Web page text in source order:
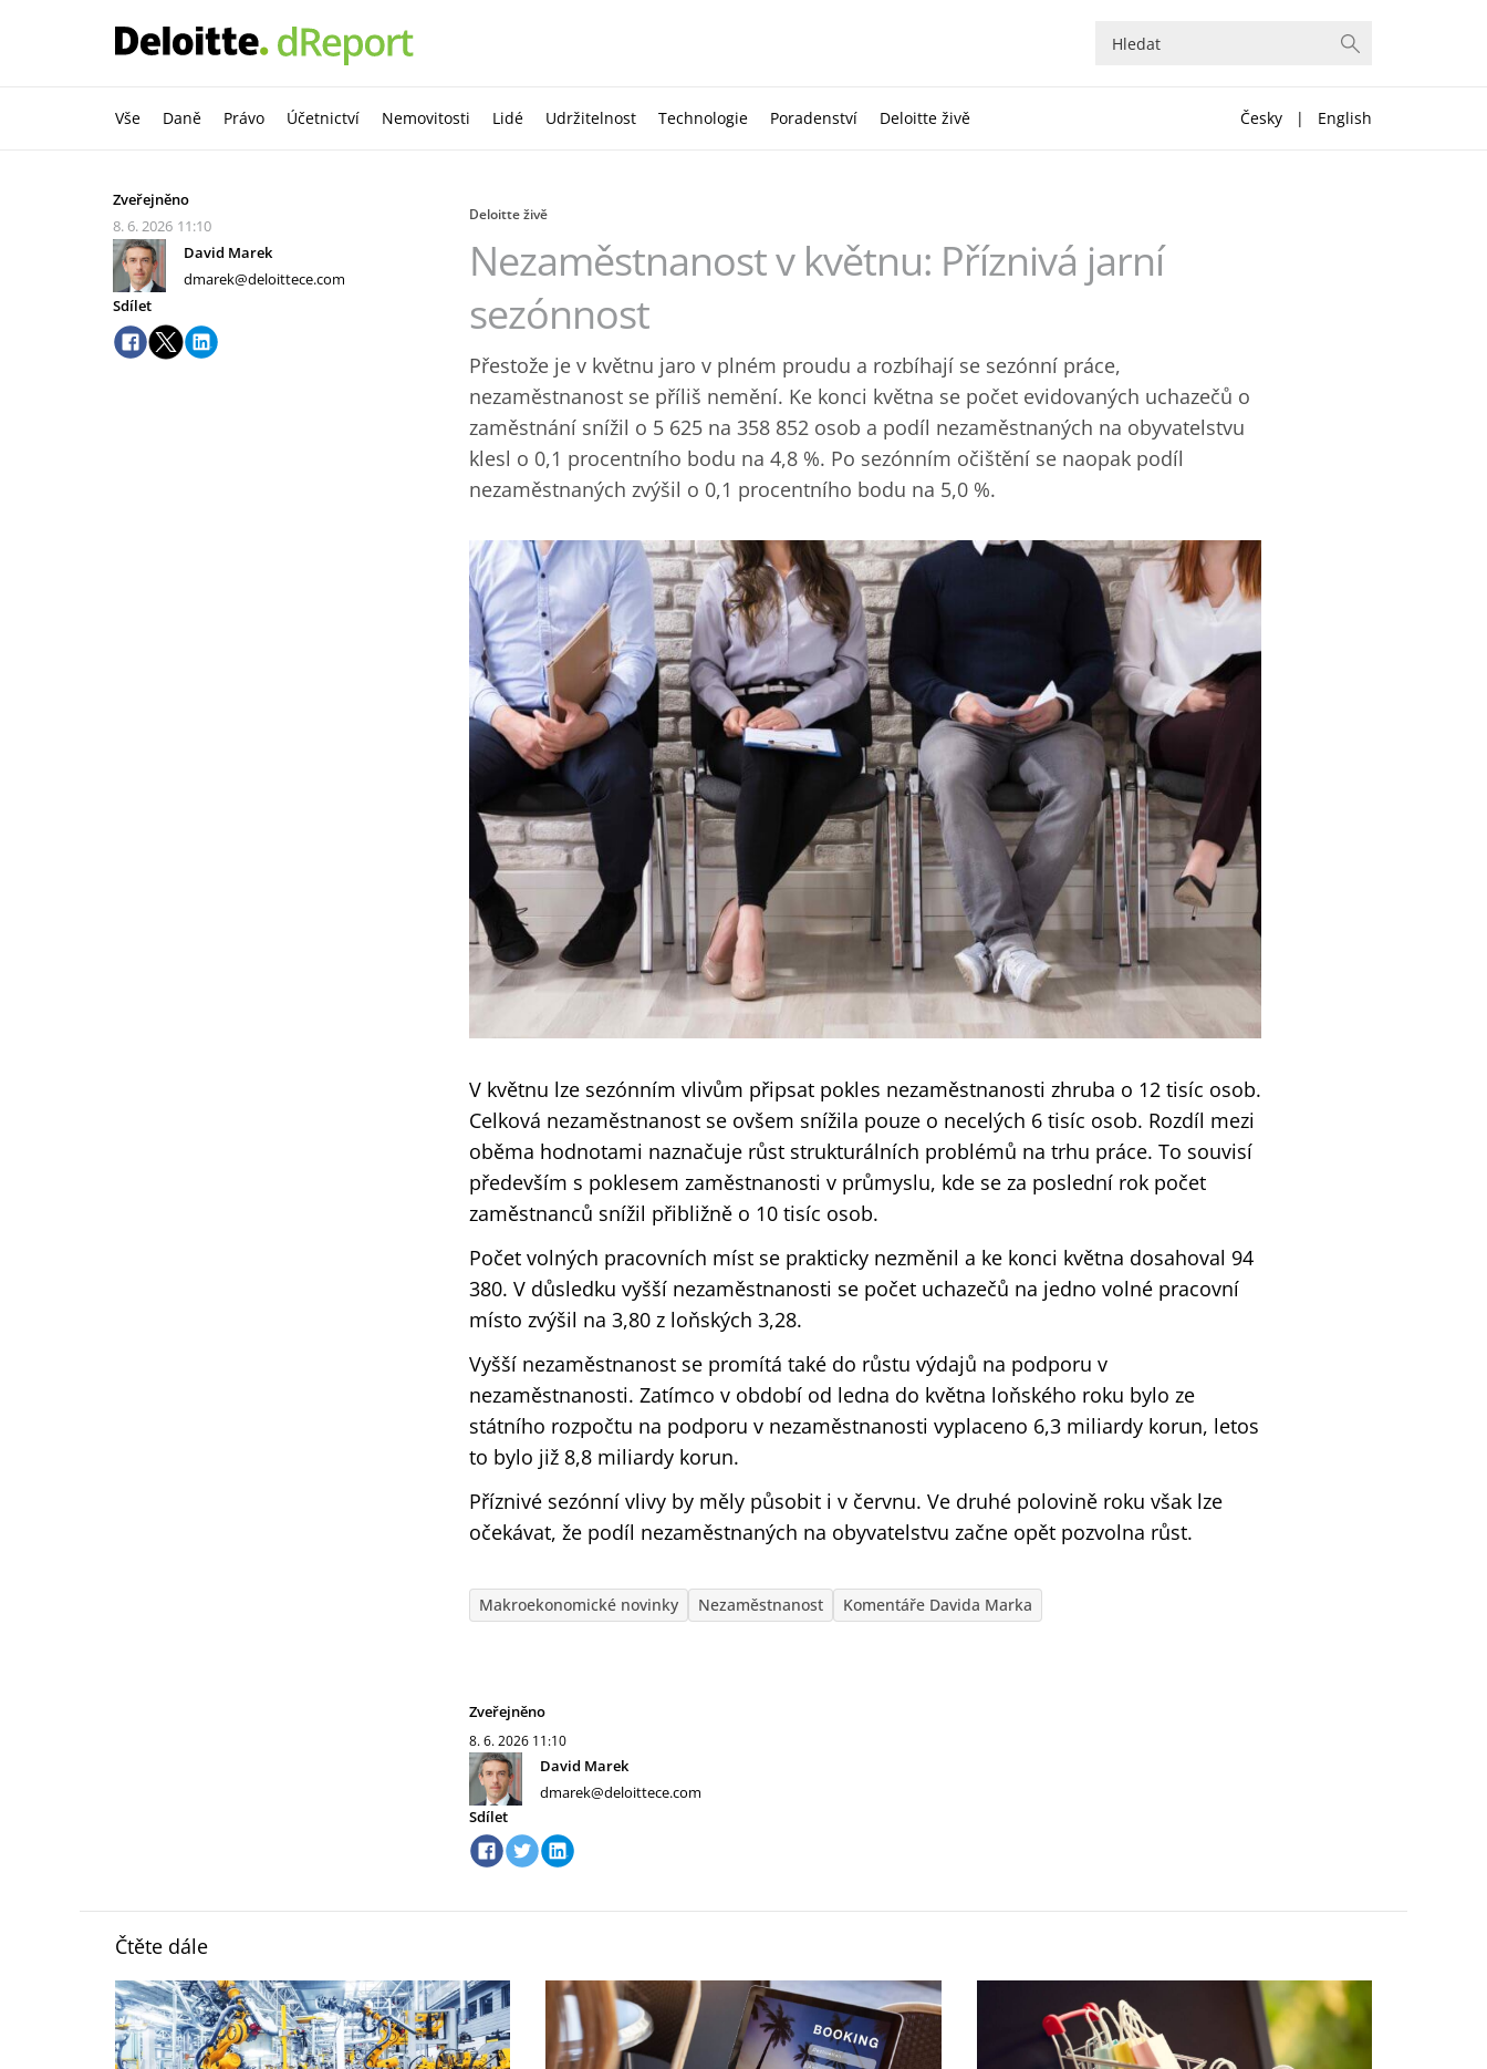
Vše Daně Právo Účetnictví Nemovitosti Lidé Udržitelnost Technologie Poradenství Deloitte živě Česky | English
Zveřejněno
8. 6. 2026 11:10
David Marek
dmarek@deloittece.com
Sdílet
Deloitte živě
Nezaměstnanost v květnu: Příznivá jarní
sezónnost
Přestože je v květnu jaro v plném proudu a rozbíhají se sezónní práce,
nezaměstnanost se příliš nemění. Ke konci května se počet evidovaných uchazečů o
zaměstnání snížil o 5 625 na 358 852 osob a podíl nezaměstnaných na obyvatelstvu
klesl o 0,1 procentního bodu na 4,8 %. Po sezónním očištění se naopak podíl
nezaměstnaných zvýšil o 0,1 procentního bodu na 5,0 %.
V květnu lze sezónním vlivům připsat pokles nezaměstnanosti zhruba o 12 tisíc osob.
Celková nezaměstnanost se ovšem snížila pouze o necelých 6 tisíc osob. Rozdíl mezi
oběma hodnotami naznačuje růst strukturálních problémů na trhu práce. To souvisí
především s poklesem zaměstnanosti v průmyslu, kde se za poslední rok počet
zaměstnanců snížil přibližně o 10 tisíc osob.
Počet volných pracovních míst se prakticky nezměnil a ke konci května dosahoval 94
380. V důsledku vyšší nezaměstnanosti se počet uchazečů na jedno volné pracovní
místo zvýšil na 3,80 z loňských 3,28.
Vyšší nezaměstnanost se promítá také do růstu výdajů na podporu v
nezaměstnanosti. Zatímco v období od ledna do května loňského roku bylo ze
státního rozpočtu na podporu v nezaměstnanosti vyplaceno 6,3 miliardy korun, letos
to bylo již 8,8 miliardy korun.
Příznivé sezónní vlivy by měly působit i v červnu. Ve druhé polovině roku však lze
očekávat, že podíl nezaměstnaných na obyvatelstvu začne opět pozvolna růst.
Makroekonomické novinky Nezaměstnanost Komentáře Davida Marka
Zveřejněno
8. 6. 2026 11:10
David Marek
dmarek@deloittece.com
Sdílet
Čtěte dále